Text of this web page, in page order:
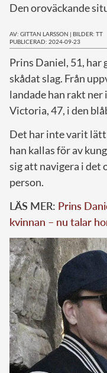
Den oroväckande
AV: GITTAN LARSSON | BILDER: TT
PUBLICERAD: 2024-09-23
Prins Daniel, 51, har
skådat slag. Från
landade han rakt
Victoria, 47, i den
Det har inte varit lätt
han kallas för av
sig att navigera i det
person.
LÄS MER: Prins
kvinnan – nu talar